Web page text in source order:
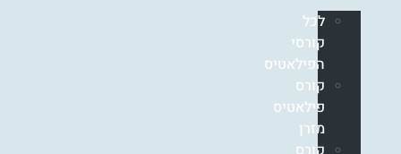
לכל
קורסי
הפילאטיס
קורס
פילאטיס
מזרן